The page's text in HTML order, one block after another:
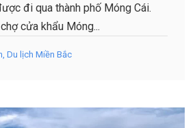
đi qua thành phố Móng Cái.
cửa khẩu Móng...
Du lịch Miền Bắc